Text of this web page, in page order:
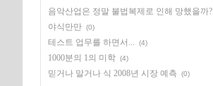
음악산업은 정말 불법복제로 인해 망했을까?
야식만만 (0)
테스트 업무를 하면서... (4)
1000분의 1의 미학 (4)
믿거나 말거나 식 2008년 시장 예측 (0)